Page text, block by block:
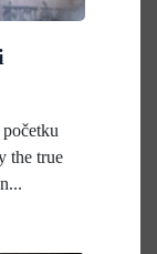
the true